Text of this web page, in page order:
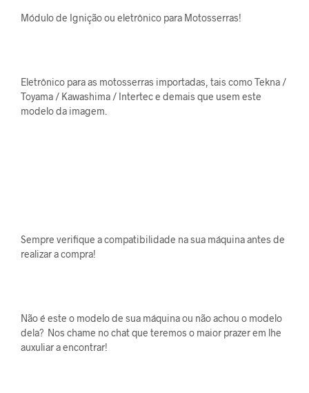
Módulo de Ignição ou eletrônico para Motosserras!
Eletrônico para as motosserras importadas, tais como Tekna /
Toyama / Kawashima / Intertec e demais que usem este
modelo da imagem.
Sempre verifique a compatibilidade na sua máquina antes de
realizar a compra!
Não é este o modelo de sua máquina ou não achou o modelo
dela? Nos chame no chat que teremos o maior prazer em lhe
auxuliar a encontrar!